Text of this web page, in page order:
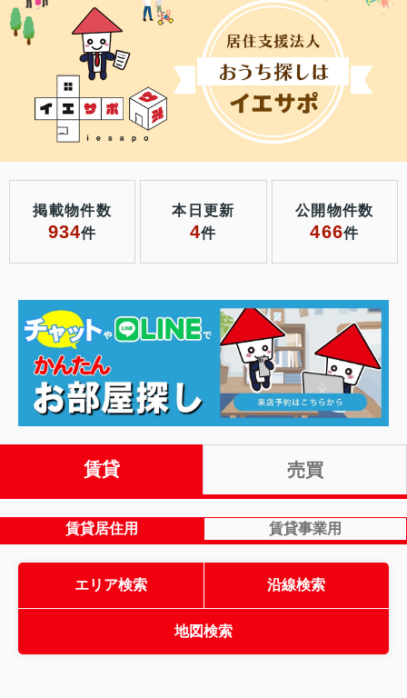
掲載物件数
934件
本日更新
4件
公開物件数
466件
賃貸 売買
賃貸居住用 賃貸事業用
エリア検索 沿線検索
地図検索